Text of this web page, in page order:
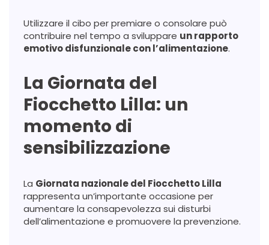
Utilizzare il cibo per premiare o consolare può
contribuire nel tempo a sviluppare un rapporto
emotivo disfunzionale con l’alimentazione.
La Giornata del
Fiocchetto Lilla: un
momento di
sensibilizzazione
La Giornata nazionale del Fiocchetto Lilla
rappresenta un’importante occasione per
aumentare la consapevolezza sui disturbi
dell’alimentazione e promuovere la prevenzione.